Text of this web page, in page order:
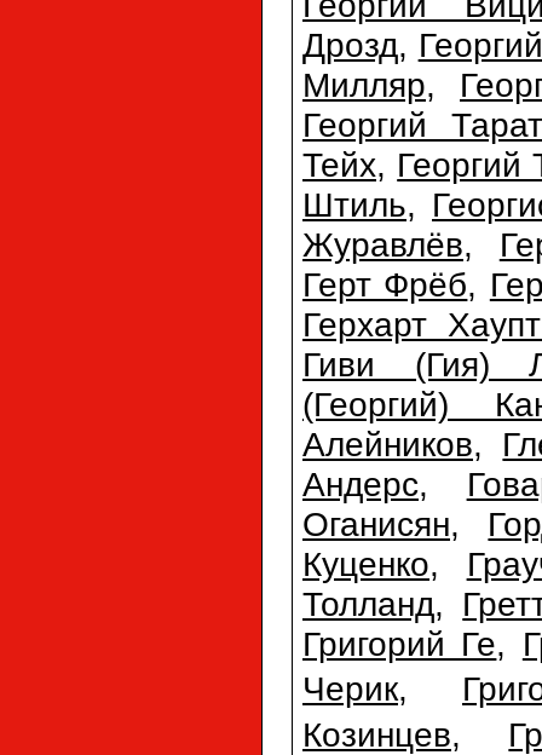
Дрозд,
Милляр,
Георгий
Тейх, Георгий
Штиль,
Журавлёв,
Герт Фрёб,
Герхарт
Гиви (Гия)
(Георгий)
Алейников,
Андерс,
Оганисян,
Куценко,
Толланд,
Григорий Ге,
Черик,
Козинцев,